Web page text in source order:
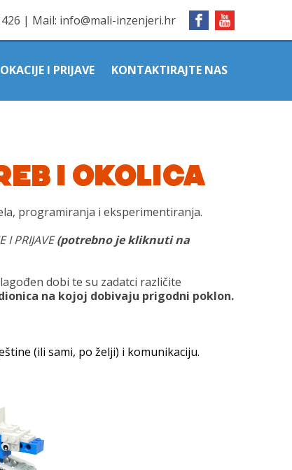
| Mail: info@mali-inzenjeri.hr
I PRIJAVE KONTAKTIRAJTE NAS
I OKOLICA
programiranja i eksperimentiranja.
I PRIJAVE(potrebno je kliknuti na
dobi te su zadatci različite
na kojoj dobivaju prigodni poklon.
(ili sami, po želji) i komunikaciju.